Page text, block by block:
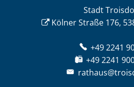
Stadt
Kölner Straße 176,
+49 2241
+49 2241